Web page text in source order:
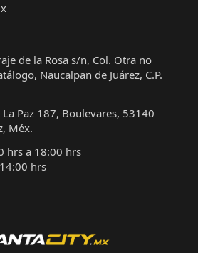
de la Rosa s/n, Col. Otra no
Naucalpan de Juárez, C.P.
La Paz 187, Boulevares, 53140
Méx.
hrs a 18:00 hrs
hrs